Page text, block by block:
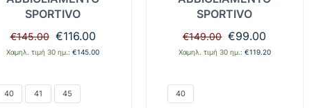
SPORTIVO
€145.00 Original
price
was:
€116.00Η
τρέχουσα
Χαμηλ. τιμή 30 ημ.:€145.00
40 41 45
SPORTIVO
€149.00 Original
price
was:
€99.00
τρέχουσα
Χαμηλ. τιμή 30 ημ.: €119.20
40